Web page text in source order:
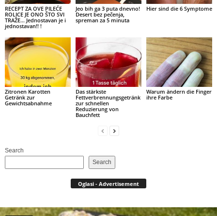
RECEPT ZA OVE PILEĆE
ROLICE JE ONO ŠTO SVI
TRAŽE… Jednostavan je i
jednostavan!! !
Jeo bih ga 3 puta dnevno!
Desert bez pečenja,
spreman za 5 minuta
Hier sind die 6 Symptome
Zitronen Karotten
Getränk zur
Gewichtsabnahme
Das stärkste
Fettverbrennungsgetränk
zur schnellen
Reduzierung von
Bauchfett
Warum ändern die Finger
ihre Farbe
Search
Search
Oglasi - Advertisement